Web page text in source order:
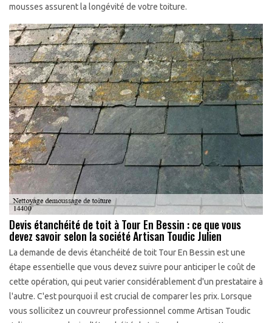
mousses assurent la longévité de votre toiture.
Devis étanchéité de toit à Tour En Bessin : ce que vous
devez savoir selon la société Artisan Toudic Julien
La demande de devis étanchéité de toit Tour En Bessin est une
étape essentielle que vous devez suivre pour anticiper le coût de
cette opération, qui peut varier considérablement d'un prestataire à
l'autre. C'est pourquoi il est crucial de comparer les prix. Lorsque
vous sollicitez un couvreur professionnel comme Artisan Toudic